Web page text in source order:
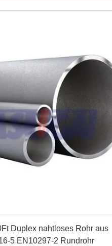
Duplex nahtloses Rohr aus
5 EN10297-2 Rundrohr